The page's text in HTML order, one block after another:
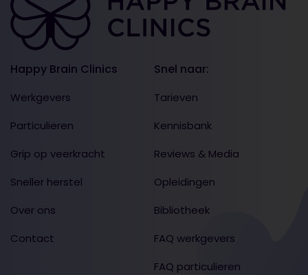
Happy Brain Clinics
Werkgevers
Particulieren
Grip op veerkracht
Sneller herstel
Over ons
Contact
Snel naar:
Tarieven
Kennisbank
Reviews & Media
Opleidingen
Bibliotheek
FAQ werkgevers
FAQ particulieren